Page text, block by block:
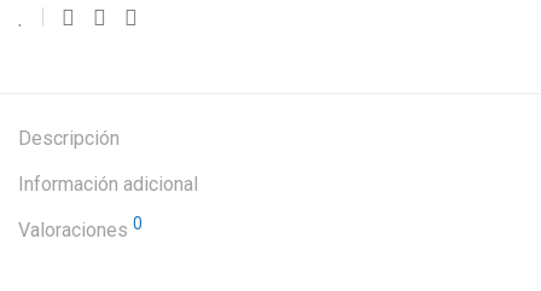
Descripción
Información adicional
Valoraciones 0